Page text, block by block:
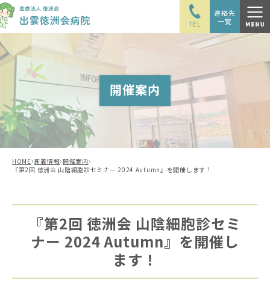
TEL
連絡先
一覧
開催案内
HOME›新着情報›開催案内›
『第2回 徳洲会 山陰細胞診セミナー 2024 Autumn』を開催します！
『第2回 徳洲会 山陰細胞診セミ
ナー 2024 Autumn』を開催し
ます！